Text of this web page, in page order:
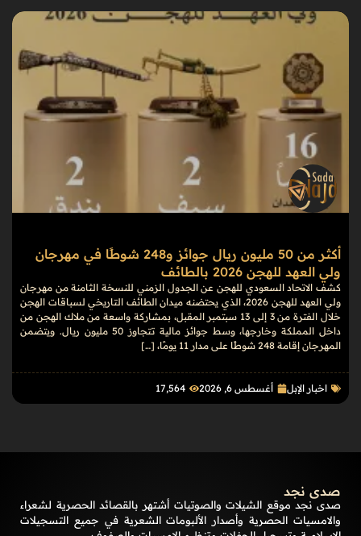
أكثر من 50 مليون ريال جوائز و248 شوطًا في مهرجان
ولي العهد للهجن 2026 بالطائف
كشف الاتحاد السعودي للهجن عن الجدول الزمني للنسخة الثامنة من مهرجان
ولي العهد للهجن 2026، الذي يحتضنه ميدان الطائف التاريخي لسباقات الهجن
خلال الفترة من 3 إلى 13 سبتمبر المقبل، بمشاركة واسعة من ملاك الهجن من
داخل المملكة وخارجها، وسط جوائز مالية تتجاوز 50 مليون ريال. ويتضمن
المهرجان إقامة 248 شوطًا على مدار 11 يومًا، […]
اخبار الإبل أغسطس 6, 2026 17٬564
صدى نجد
صدى نجد موقع الشيلات والصوتيات أشتهر بالقصائد الحصرية لشعراء
والامسيات الحصرية وأصدار الألبومات الشعرية في جميع التسجيلات